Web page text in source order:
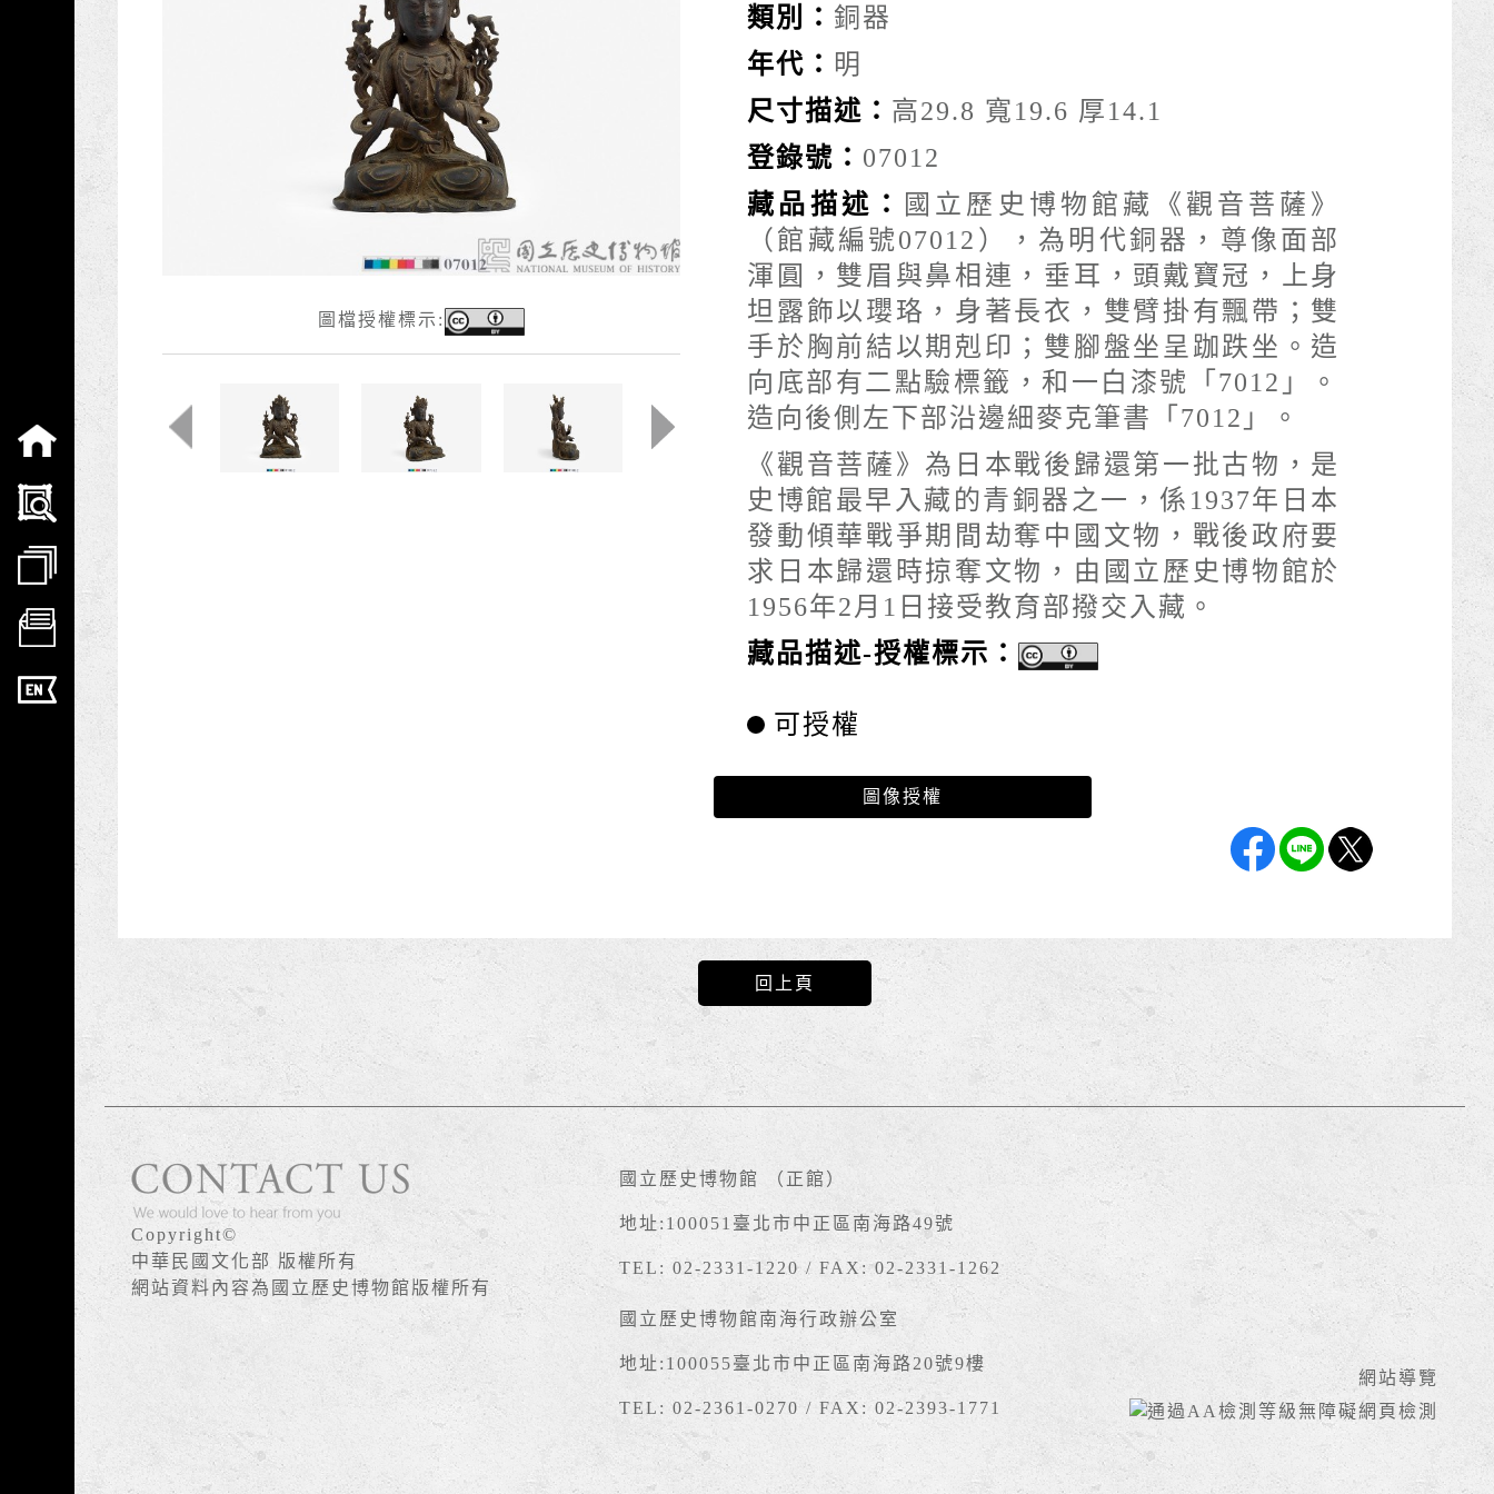
圖檔授權標示:
類別： 銅器
年代： 明
尺寸描述： 高29.8 寬19.6 厚14.1
登錄號： 07012
藏品描述：
國立歷史博物館藏《觀音菩薩》
（館藏編號07012），為明代銅器，尊像面部
渾圓，雙眉與鼻相連，垂耳，頭戴寶冠，上身
坦露飾以瓔珞，身著長衣，雙臂掛有飄帶；雙
手於胸前結以期剋印；雙腳盤坐呈跏跌坐。造
向底部有二點驗標籤，和一白漆號「7012」。
造向後側左下部沿邊細麥克筆書「7012」。
《觀音菩薩》為日本戰後歸還第一批古物，是
史博館最早入藏的青銅器之一，係1937年日本
發動傾華戰爭期間劫奪中國文物，戰後政府要
求日本歸還時掠奪文物，由國立歷史博物館於
1956年2月1日接受教育部撥交入藏。
藏品描述-授權標示：
可授權
圖像授權
回上頁
版權宣告
Copyright©
中華民國文化部 版權所有
網站資料內容為國立歷史博物館版權所有
國立歷史博物館 （正館）
地址:100051臺北市中正區南海路49號
TEL: 02-2331-1220 / FAX: 02-2331-1262
國立歷史博物館南海行政辦公室
地址:100055臺北市中正區南海路20號9樓
TEL: 02-2361-0270 / FAX: 02-2393-1771
網站導覽